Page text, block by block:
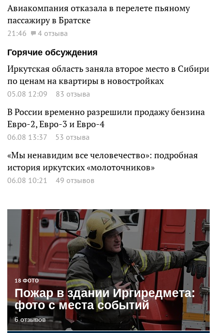
Авиакомпания отказала в перелете пьяному
пассажиру в Братске
21:46
4 отзыва
Горячие обсуждения
Иркутская область заняла второе место в Сибири
по ценам на квартиры в новостройках
05.08 12:09 83 отзыва
В России временно разрешили продажу бензина
Евро-2, Евро-3 и Евро-4
06.08 13:37 53 отзыва
«Мы ненавидим все человечество»: подробная
история иркутских «молоточников»
06.08 10:21 49 отзывов
18 ФОТО
Пожар в здании Иргиредмета:
фото с места событий
6 отзывов